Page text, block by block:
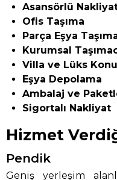
Asansörlü
Ofis Taşıma
Parça Eşya
Kurumsal
Villa ve Lüks
Eşya Depolama
Ambalaj ve
Sigortalı Nakliyat
Hizmet
Pendik
Geniş yerleşim